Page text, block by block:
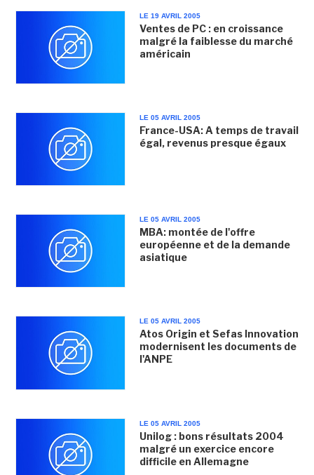
LE 19 AVRIL 2005
Ventes de PC : en croissance
malgré la faiblesse du marché
américain
LE 05 AVRIL 2005
France-USA: A temps de travail
égal, revenus presque égaux
LE 05 AVRIL 2005
MBA: montée de l'offre
européenne et de la demande
asiatique
LE 05 AVRIL 2005
Atos Origin et Sefas Innovation
modernisent les documents de
l'ANPE
LE 05 AVRIL 2005
Unilog : bons résultats 2004
malgré un exercice encore
difficile en Allemagne